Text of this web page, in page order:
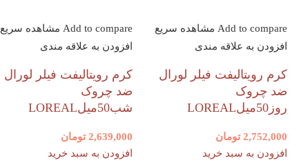
Add to compare مشاهده سریع
افزودن به علاقه مندی
کرم رویتالیفت فیلر لورال
ضد چروک
روز50میلLOREAL
2,752,000 تومان
افزودن به سبد خرید
Add to compare مشاهده سریع
افزودن به علاقه مندی
کرم رویتالیفت فیلر لورال
ضد چروک
شب50میلLOREAL
2,639,000 تومان
افزودن به سبد خرید